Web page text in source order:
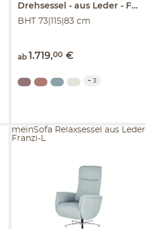
Drehsessel aus Leder
Franzi
BHT 73|115|83 cm
ab 1.719,00 €
+ 3
meinSofa Relaxsessel aus Leder
Franzi-L